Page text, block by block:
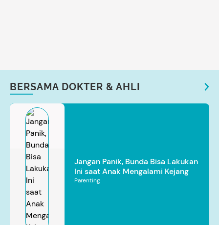
BERSAMA DOKTER & AHLI
Jangan Panik, Bunda Bisa Lakukan
Ini saat Anak Mengalami Kejang
Parenting